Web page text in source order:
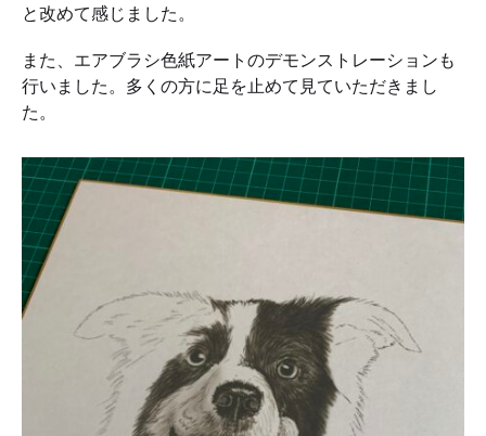
と改めて感じました。
また、エアブラシ色紙アートのデモンストレーションも
行いました。多くの方に足を止めて見ていただきまし
た。